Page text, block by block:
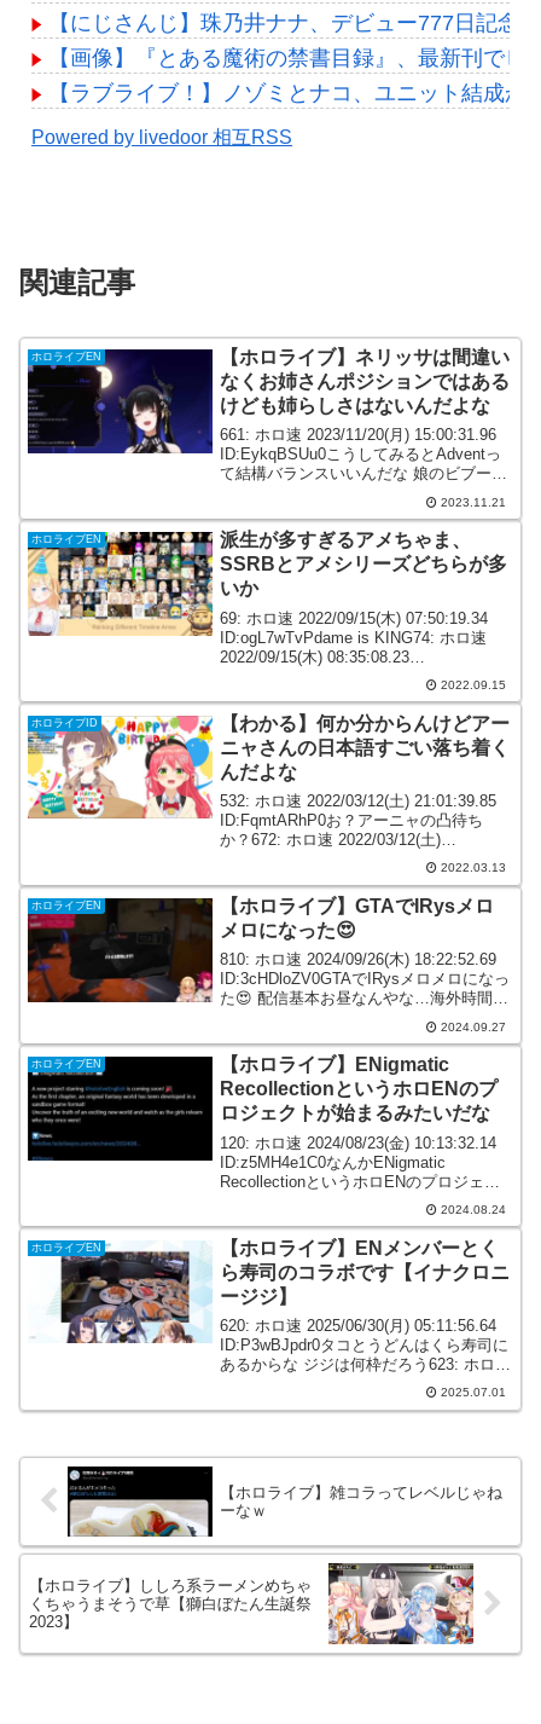
【にじさんじ】珠乃井ナナ、デビュー777日記念
【画像】『とある魔術の禁書目録』、最新刊でヒ
【ラブライブ！】ノゾミとナコ、ユニット結成か
Powered by livedoor 相互RSS
関連記事
ホロライブEN
【ホロライブ】ネリッサは間違い
なくお姉さんポジションではある
けども姉らしさはないんだよな
661: ホロ速 2023/11/20(月) 15:00:31.96
ID:EykqBSUu0こうしてみるとAdventっ
て結構バランスいいんだな 娘のビブー、
双子の妹のフワモコ、同じ年の義理の姉
妹あるいは友人みたいな対等な立ち位置
のシオリ...
2023.11.21
ホロライブEN
派生が多すぎるアメちゃま、
SSRBとアメシリーズどちらが多
いか
69: ホロ速 2022/09/15(木) 07:50:19.34
ID:ogL7wTvPdame is KING74: ホロ速
2022/09/15(木) 08:35:08.23
ID:dbM8Ow3m0アメリアのKINGネタかと
2022.09.15
ホロライブID
【わかる】何か分からんけどアー
ニャさんの日本語すごい落ち着く
んだよな
532: ホロ速 2022/03/12(土) 21:01:39.85
ID:FqmtARhP0お？アーニャの凸待ち
か？672: ホロ速 2022/03/12(土)
21:32:49.64 ID:1heu7vnH0何か分からん
2022.03.13
ホロライブEN
【ホロライブ】GTAでIRysメロ
メロになった😍
810: ホロ速 2024/09/26(木) 18:22:52.69
ID:3cHDloZV0GTAでIRysメロメロになっ
た😍 配信基本お昼なんやな…海外時間た
からそらそうか😥812: ホロ速 2024.09.27
ホロライブEN
【ホロライブ】ENigmatic
RecollectionというホロENのプ
ロジェクトが始まるみたいだな
120: ホロ速 2024/08/23(金) 10:13:32.14
ID:z5MH4e1C0なんかENigmatic
RecollectionというホロENのプロジェク
トが始まるみたいだな121: ホロ速2024.08.24
ホロライブEN
【ホロライブ】ENメンバーとく
ら寿司のコラボです【イナクロニ
ージジ】
620: ホロ速 2025/06/30(月) 05:11:56.64
ID:P3wBJpdr0タコとうどんはくら寿司に
あるからな ジジは何枠だろう623: ホロ速
2025.07.01
【ホロライブ】雑コラってレベルじゃね
ーなｗ
【ホロライブ】ししろ系ラーメンめちゃ
くちゃうまそうで草【獅白ぼたん生誕祭
2023】